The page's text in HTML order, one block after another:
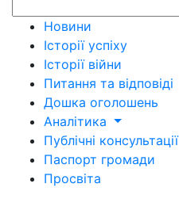
Новини
Історії успіху
Історії війни
Питання та відповіді
Дошка оголошень
Аналітика
Публічні консультації
Паспорт громади
Просвіта